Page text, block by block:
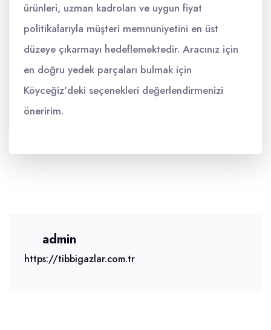
ürünleri, uzman kadroları ve uygun fiyat
politikalarıyla müşteri memnuniyetini en üst
düzeye çıkarmayı hedeflemektedir. Aracınız için
en doğru yedek parçaları bulmak için
Köyceğiz'deki seçenekleri değerlendirmenizi
öneririm.
admin
https://tibbigazlar.com.tr